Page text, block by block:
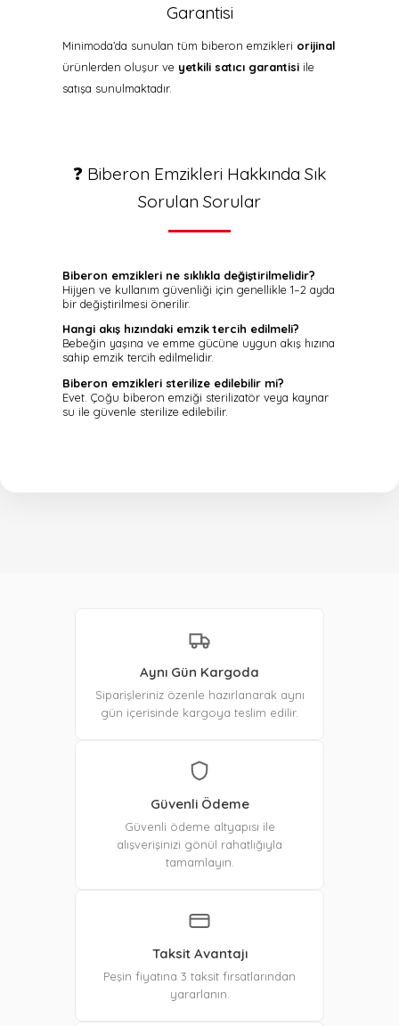
Garantisi
Minimoda’da sunulan tüm biberon emzikleri orijinal
ürünlerden oluşur ve yetkili satıcı garantisi ile
satışa sunulmaktadır.
❓ Biberon Emzikleri Hakkında Sık
Sorulan Sorular
Biberon emzikleri ne sıklıkla değiştirilmelidir?
Hijyen ve kullanım güvenliği için genellikle 1–2 ayda
bir değiştirilmesi önerilir.
Hangi akış hızındaki emzik tercih edilmeli?
Bebeğin yaşına ve emme gücüne uygun akış hızına
sahip emzik tercih edilmelidir.
Biberon emzikleri sterilize edilebilir mi?
Evet. Çoğu biberon emziği sterilizatör veya kaynar
su ile güvenle sterilize edilebilir.
Aynı Gün Kargoda
Siparişleriniz özenle hazırlanarak aynı
gün içerisinde kargoya teslim edilir.
Güvenli Ödeme
Güvenli ödeme altyapısı ile
alışverişinizi gönül rahatlığıyla
tamamlayın.
Taksit Avantajı
Peşin fiyatına 3 taksit fırsatlarından
yararlanın.